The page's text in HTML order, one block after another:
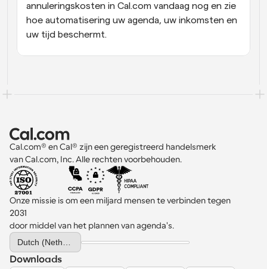
annuleringskosten in Cal.com vandaag nog en zie
hoe automatisering uw agenda, uw inkomsten en
uw tijd beschermt.
Cal.com® en Cal® zijn een geregistreerd handelsmerk
van Cal.com, Inc. Alle rechten voorbehouden.
Onze missie is om een miljard mensen te verbinden tegen
2031
door middel van het plannen van agenda's.
Select Language
Downloads